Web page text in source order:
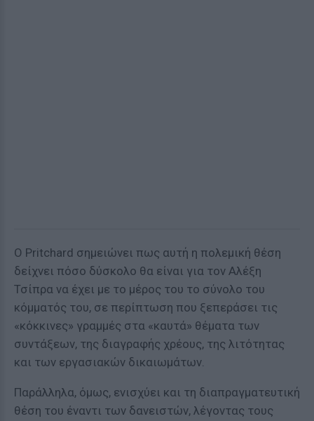
Ο Pritchard σημειώνει πως αυτή η πολεμική θέση
δείχνει πόσο δύσκολο θα είναι για τον Αλέξη
Τσίπρα να έχει με το μέρος του το σύνολο του
κόμματός του, σε περίπτωση που ξεπεράσει τις
«κόκκινες» γραμμές στα «καυτά» θέματα των
συντάξεων, της διαγραφής χρέους, της λιτότητας
και των εργασιακών δικαιωμάτων.
Παράλληλα, όμως, ενισχύει και τη διαπραγματευτική
θέση του έναντι των δανειστών, λέγοντας τους